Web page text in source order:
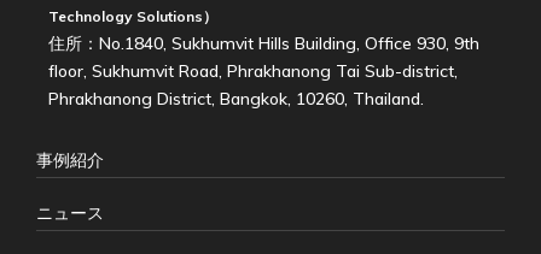
Technology Solutions ）
住所：No.1840, Sukhumvit Hills Building, Office 930, 9th
floor, Sukhumvit Road, Phrakhanong Tai Sub-district,
Phrakhanong District, Bangkok, 10260, Thailand.
事例紹介
ニュース